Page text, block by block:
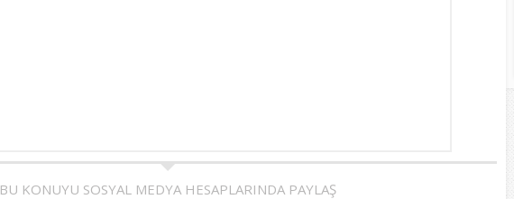
BU KONUYU SOSYAL MEDYA HESAPLARINDA PAYLAŞ